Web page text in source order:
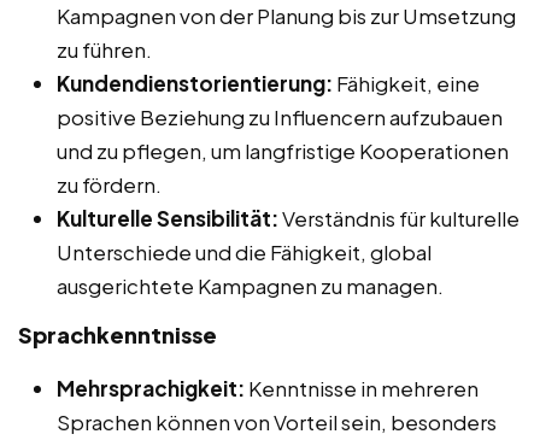
Kampagnen von der Planung bis zur Umsetzung
zu führen.
Kundendienstorientierung: Fähigkeit, eine
positive Beziehung zu Influencern aufzubauen
und zu pflegen, um langfristige Kooperationen
zu fördern.
Kulturelle Sensibilität:Verständnis für kulturelle
Unterschiede und die Fähigkeit, global
ausgerichtete Kampagnen zu managen.
Sprachkenntnisse
Mehrsprachigkeit: Kenntnisse in mehreren
Sprachen können von Vorteil sein, besonders